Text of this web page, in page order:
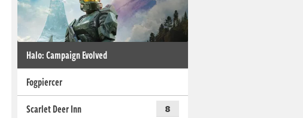
Halo: Campaign Evolved
Fogpiercer
Scarlet Deer Inn
8